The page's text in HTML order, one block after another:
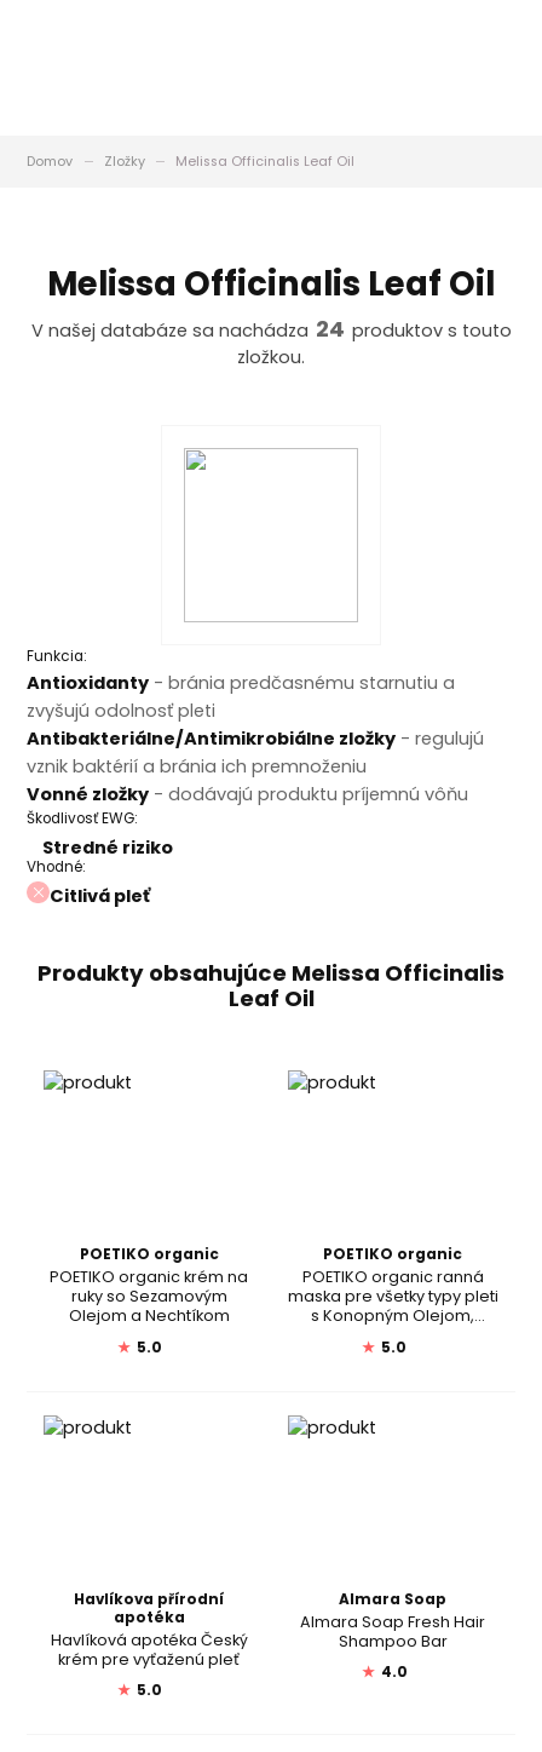
Domov Zložky Melissa Officinalis Leaf Oil
Melissa Officinalis Leaf Oil
V našej databáze sa nachádza 24 produktov s touto
zložkou.
Funkcia:
Antioxidanty - bránia predčasnému starnutiu a
zvyšujú odolnosť pleti
Antibakteriálne/Antimikrobiálne zložky - regulujú
vznik baktérií a bránia ich premnoženiu
Vonné zložky - dodávajú produktu príjemnú vôňu
Škodlivosť EWG:
Stredné riziko
Vhodné:
Citlivá pleť
Produkty obsahujúce Melissa Officinalis
Leaf Oil
POETIKO organic
POETIKO organic krém na
ruky so Sezamovým
Olejom a Nechtíkom
★ 5.0
POETIKO organic
POETIKO organic ranná
maska pre všetky typy pleti
s Konopným Olejom,
★ 5.0
Havlíkova přírodní
apotéka
Havlíková apotéka Český
krém pre vyťaženú pleť
★ 5.0
Almara Soap
Almara Soap Fresh Hair
Shampoo Bar
★ 4.0